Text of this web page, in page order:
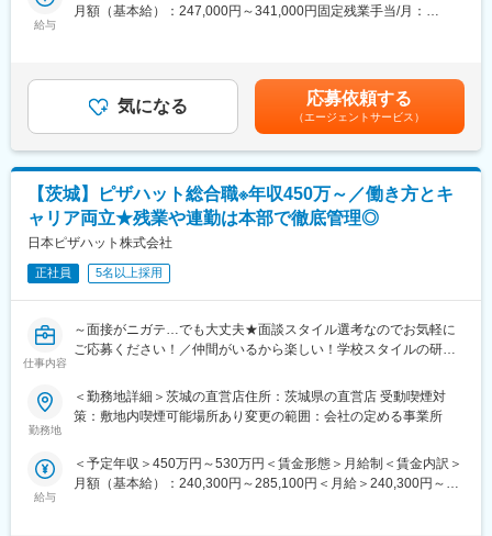
■業務内容
案をしていきます。担当するご家族のコンサルシートを作成し
て、ご家族の生活に伴走し、デジタルを通して生活を便利にした
り、安心して生活して頂くお手伝いやご提案を長期にわたって推
【お客様一人一人を専任でサポート】
・デジタル機器関連でのお困りごとをヒアリング
・家計の固定費の見直しをし、最適な形で新たな端末や追加プラ
・アフターフォローとサポート
※新規は店舗に来られたお客様、既存会員様からのご紹介がメイン
用した健康管理のサポート/モバイルSuicaの活用の仕方）
担当顧客の継続率や長期的なご契約額等
・男女比＝7:3
・年齢：平均30歳前後
給与
月額（基本給）：247,000円～341,000円固定残業手当/月：
給：年2回（人事考課により決定）■賞与：年2回（7月、12月）※
固定残業代を超える労働を行った場合は残業代を追加支給する※上
記年収は目安の金額であり、前職の給与や経験を踏まえて最終決
定します。賃金はあくまでも目安の金額であり、選考を通じて上
下する可能性があります。月給(月額)は固定手当を含めた表記で
す。
気になる 応募依頼する
（エージェントサービス）
【茨城】ピザハット総合職※年収450万～／働き方とキ
ャリア両立★残業や連勤は本部で徹底管理◎
日本ピザハット株式会社
正社員 5名以上採用
仕事内容
～面接がニガテ…でも大丈夫★面談スタイル選考なのでお気軽に
ご応募ください！／仲間がいるから楽しい！学校スタイルの研修
■ポジション概要：
ピザハットの店舗管理者として、地域に愛される店舗作りをお任
仲間と助け合いながら、マーケティング/売上予測/スタッフ育成/
採用まで、経営者目線のスキルが身に着くとてもやりがいのある
勤務地
＜勤務地詳細＞茨城の直営店住所：茨城県の直営店 受動喫煙対
策：敷地内喫煙可能場所あり変更の範囲：会社の定める事業所
給与
＜予定年収＞450万円～530万円＜賃金形態＞月給制＜賃金内訳＞
月額（基本給）：240,300円～285,100円＜月給＞240,300円～